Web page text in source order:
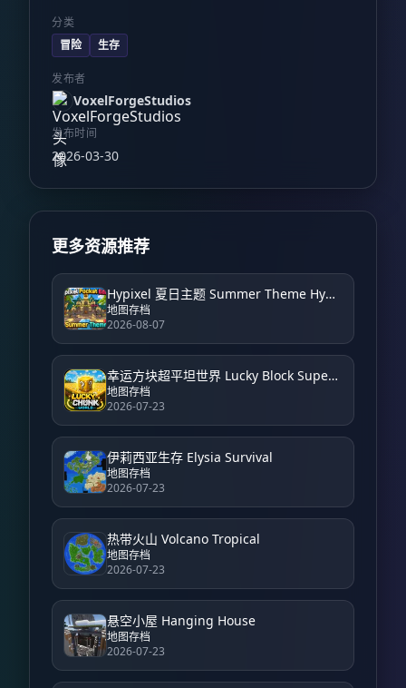
分类
冒险
生存
发布者
VoxelForgeStudios
发布时间
2026-03-30
更多资源推荐
Hypixel 夏日主题 Summer Theme Hypixel
地图存档
2026-08-07
幸运方块超平坦世界 Lucky Block Super Flat World
地图存档
2026-07-23
伊莉西亚生存 Elysia Survival
地图存档
2026-07-23
热带火山 Volcano Tropical
地图存档
2026-07-23
悬空小屋 Hanging House
地图存档
2026-07-23